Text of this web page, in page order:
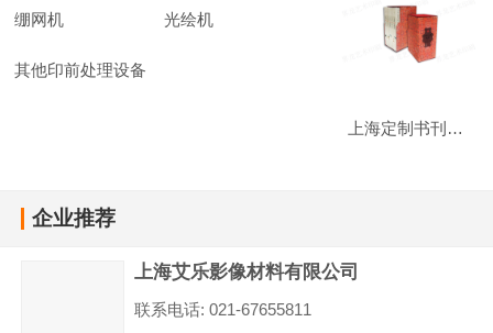
绷网机 光绘机
其他印前处理设备
上海定制书刊印刷复制 欢迎来电 上海界龙艺术印刷供应
企业推荐
上海艾乐影像材料有限公司
联系电话: 021-67655811